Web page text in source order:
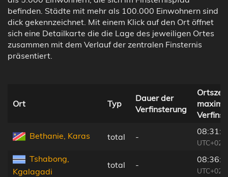
befinden. Städte mit mehr als 100.000 Einwohnern sind
dick gekennzeichnet. Mit einem Klick auf den Ort öffnet
sich eine Detailkarte die die Lage des jeweiligen Ortes
zusammen mit dem Verlauf der zentralen Finsternis
präsentiert.
Ort Typ
Dauer der
Verfinsterung
Bethanie, Karas total -
Tshabong,
Kgalagadi
total -